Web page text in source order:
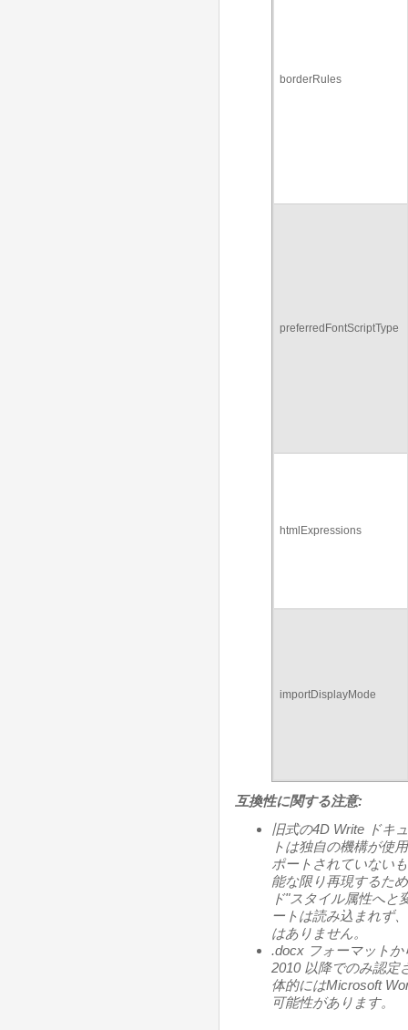
borderRules
preferredFontScriptType
htmlExpressions
importDisplayMode
互換性に関する注意:
旧式の4D Write ドキ
トは独自の機構が使
ポートされていない
能な限り再現するた
ド"スタイル属性へと
ートは読み込まれず
はありません。
.docx フォーマット
2010 以降でのみ認定
体的にはMicrosoft
可能性があります。